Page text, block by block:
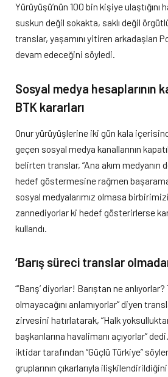
Yürüyüşü’nün 100 bin kişiye ulaştığını
suskun değil sokakta, saklı değil
translar, yaşamını yitiren arkadaşları
devam edeceğini söyledi.
Sosyal medya hesaplarının
BTK kararları
Onur yürüyüşlerine iki gün kala
geçen sosyal medya kanallarının
belirten translar, “Ana akım medyanın
hedef göstermesine rağmen
sosyal medyalarımız olmasa
zannediyorlar ki hedef gösterirlerse
kullandı.
‘Barış süreci translar
“‘Barış’ diyorlar! Barıştan ne
olmayacağını anlamıyorlar” diyen
zirvesini hatırlatarak, “Halk
başkanlarına havalimanı açıyorlar”
iktidar tarafından “Güçlü Türkiye”
gruplarının çıkarlarıyla